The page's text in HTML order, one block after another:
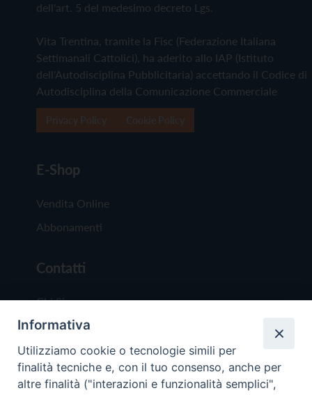
dell'art. 5 del medesimo decreto Lgs.
Vita Trentina, tramite la Fisc (Federazione Italiana
Settimanali Cattolici), ha aderito allo IAP (Istituto
dell'Autodisciplina Pubblicitaria) accettando il Codice di
Autodisciplina della Comunicazione Commerciale
E-Shop
Vendita Online
Abbonamenti
Contatti
Chi Siamo
Redazione
Scrivici
Informativa
Utilizziamo cookie o tecnologie simili per
finalità tecniche e, con il tuo consenso, anche per
altre finalità ("interazioni e funzionalità semplici",